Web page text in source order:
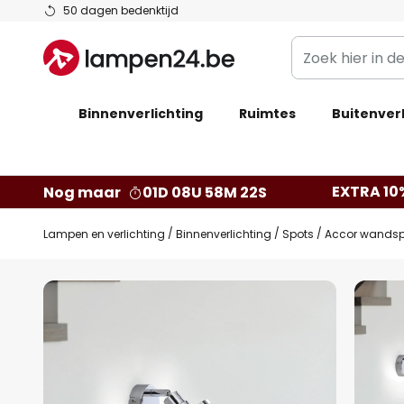
50 dagen bedenktijd
Ga
de
inhoud
Zoek
hier
de
Binnenverlichting Ruimtes
Nog maar 01D 08U 58M 21S EXTRA
Lampen en verlichting Binnenverlichting Spots Accor
Ga
het